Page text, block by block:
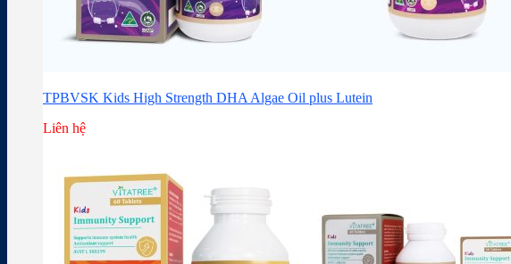
TPBVSK Kids High Strength DHA Algae Oil plus Lutein
Liên hệ